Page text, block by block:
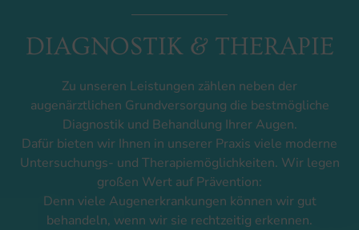
DIAGNOSTIK & THERAPIE
Zu unseren Leistungen zählen neben der
augenärztlichen Grundversorgung die bestmögliche
Diagnostik und Behandlung Ihrer Augen.
Dafür bieten wir Ihnen in unserer Praxis viele moderne
Untersuchungs- und Therapiemöglichkeiten. Wir legen
großen Wert auf Prävention:
Denn viele Augenerkrankungen können wir gut
behandeln, wenn wir sie rechtzeitig erkennen.